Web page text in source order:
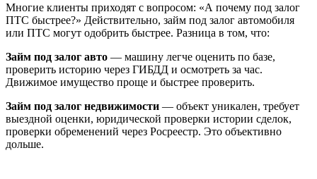
Многие клиенты приходят с вопросом: «А почему под залог
ПТС быстрее?» Действительно, займ под залог автомобиля
или ПТС могут одобрить быстрее. Разница в том, что:
Займ под залог авто — машину легче оценить по базе,
проверить историю через ГИБДД и осмотреть за час.
Движимое имущество проще и быстрее проверить.
Займ под залог недвижимости — объект уникален, требует
выездной оценки, юридической проверки истории сделок,
проверки обременений через Росреестр. Это объективно
дольше.